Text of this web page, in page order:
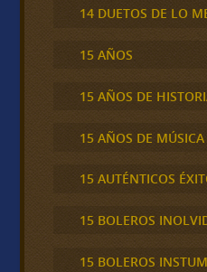
14 DUETOS DE LO
15 AÑOS
15 AÑOS DE
15 AÑOS DE MÚSICA
15 AUTÉNTICOS
15 BOLEROS
15 BOLEROS